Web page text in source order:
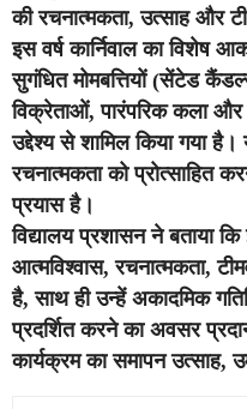
की रचनात्मकता, उत्साह और
इस वर्ष कार्निवाल का विशेष
सुगंधित मोमबत्तियों (सेंटेड
विक्रेताओं, पारंपरिक कला और
उद्देश्य से शामिल किया गया
रचनात्मकता को प्रोत्साहित
प्रयास है।
विद्यालय प्रशासन ने बताया कि
आत्मविश्वास, रचनात्मकता,
है, साथ ही उन्हें अकादमिक
प्रदर्शित करने का अवसर
कार्यक्रम का समापन